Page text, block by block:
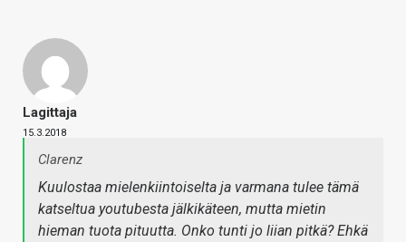
Lagittaja
15.3.2018
Clarenz
Kuulostaa mielenkiintoiselta ja varmana tulee tämä
katseltua youtubesta jälkikäteen, mutta mietin
hieman tuota pituutta. Onko tunti jo liian pitkä? Ehkä